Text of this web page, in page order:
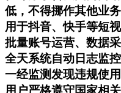
低，不得挪作其他业
用于抖音、快手等短
批量账号运营、数据
全天系统自动日志监
一经监测发现违规使